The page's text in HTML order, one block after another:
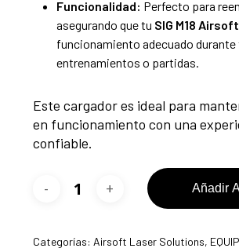
Funcionalidad: Perfecto para
asegurando que tu SIG M18 Airsoft
funcionamiento adecuado durante
entrenamientos o partidas.
Este cargador es ideal para
en funcionamiento con una
confiable.
Añadir
Categorías: Airsoft Laser Solutions,